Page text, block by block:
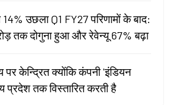
उछला Q1 FY27 परिणामों के बाद:
तक दोगुना हुआ और रेवेन्यू 67% बढ़ा
केन्द्रित क्योंकि कंपनी 'इंडियन
प्रदेश तक विस्तारित करती है